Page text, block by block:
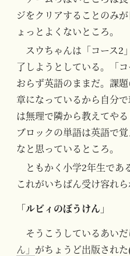
ジをクリアすることのみ
ょっとよくないところ。
スウちゃんは「コース2
了しようとしている。「
おらず英語のままだ。課
章になっているから自分
は無理で隣から教えてや
ブロックの単語は英語で
なと思っているところ。
ともかく小学2年生であ
これがいちばん受け容れら
「ルビィのぼうけん」
そうこうしているあいだ
ん」 がちょうど出版され